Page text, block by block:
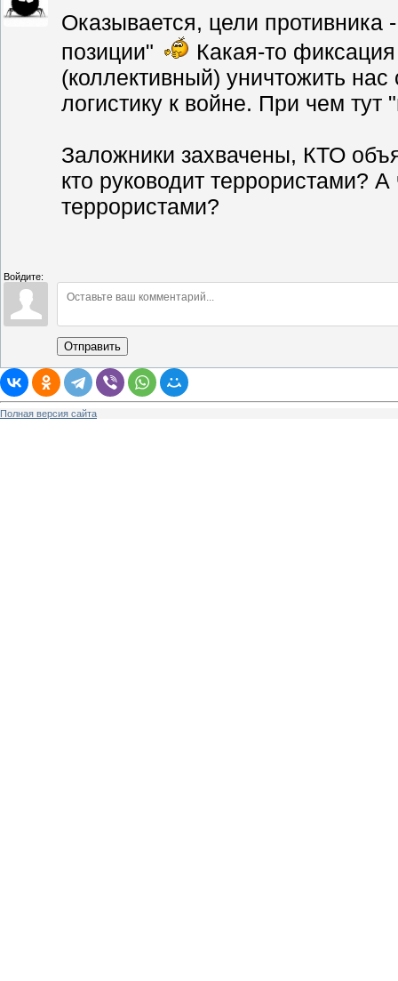
Оказывается, цели противника
позиции"
Какая-то
(коллективный) уничтожить нас
логистику к войне. При чем тут
Заложники захвачены, КТО
кто руководит террористами?
террористами?
Войдите:
Отправить
Полная версия сайта